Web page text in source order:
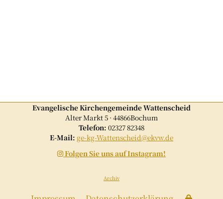
Evangelische Kirchengemeinde Wattenscheid
Alter Markt 5 · 44866Bochum
Telefon: 02327 82348
E-Mail: ge-kg-Wattenscheid@ekvw.de
 Folgen Sie uns auf Instagram!
Archiv